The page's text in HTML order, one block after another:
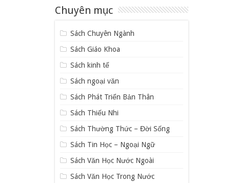
Chuyên mục
Sách Chuyên Ngành
Sách Giáo Khoa
Sách kinh tế
Sách ngoại văn
Sách Phát Triển Bản Thân
Sách Thiếu Nhi
Sách Thường Thức – Đời Sống
Sách Tin Học – Ngoại Ngữ
Sách Văn Học Nước Ngoài
Sách Văn Học Trong Nước